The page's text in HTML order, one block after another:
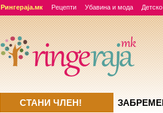
Рингераја.мк Рецепти Убавина и мода
СТАНИ ЧЛЕН!